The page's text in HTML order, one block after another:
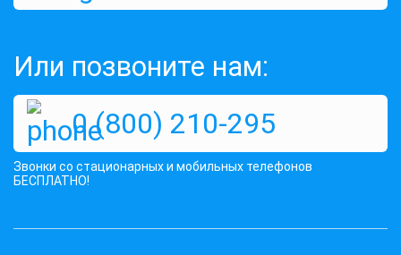
Или позвоните нам:
0 (800) 210-295
Звонки со стационарных и мобильных телефонов
БЕСПЛАТНО!